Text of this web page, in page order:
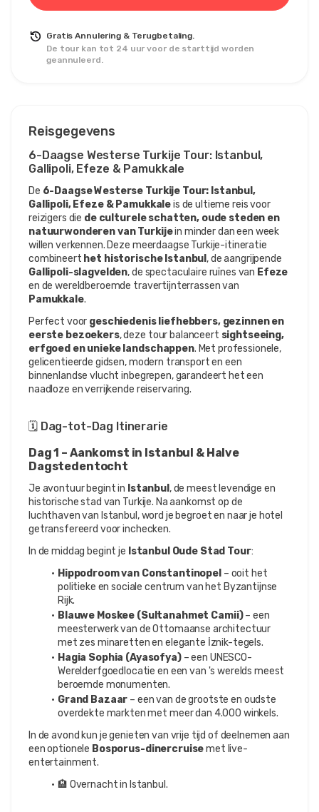
Gratis Annulering & Terugbetaling.
De tour kan tot 24 uur voor de starttijd worden
geannuleerd.
Reisgegevens
6-Daagse Westerse Turkije Tour: Istanbul,
Gallipoli, Efeze & Pamukkale
De 6-Daagse Westerse Turkije Tour: Istanbul,
Gallipoli, Efeze & Pamukkale is de ultieme reis voor
reizigers die de culturele schatten, oude steden en
natuurwonderen van Turkije in minder dan een week
willen verkennen. Deze meerdaagse Turkije-itineratie
combineert het historische Istanbul
Gallipoli-slagvelden, de spectaculaire ruïnes van Efeze
Pamukkale.
Perfect voor geschiedenis liefhebbers, gezinnen en
eerste bezoekers, deze tour balanceert sightseeing,
erfgoed en unieke landschappen. Met professionele,
gelicentieerde gidsen, modern transport en een
binnenlandse vlucht inbegrepen, garandeert het een
naadloze en verrijkende reiservaring.
🗓️ Dag-tot-Dag Itinerarie
Dag 1 – Aankomst in Istanbul & Halve
Dagstedentocht
Je avontuur begint in Istanbul , de meest levendige en
historische stad van Turkije. Na aankomst op de
luchthaven van Istanbul, word je begroet en naar je hotel
getransfereerd voor inchecken.
In de middag begint je Istanbul Oude Stad Tour:
Hippodroom van Constantinopel – ooit het
politieke en sociale centrum van het Byzantijnse
Rijk.
Blauwe Moskee (Sultanahmet Camii) – een
meesterwerk van de Ottomaanse architectuur
met zes minaretten en elegante İznik-tegels.
Hagia Sophia (Ayasofya) – een UNESCO-
Werelderfgoedlocatie en een van 's werelds meest
beroemde monumenten.
Grand Bazaar – een van de grootste en oudste
overdekte markten met meer dan 4.000 winkels.
In de avond kun je genieten van vrije tijd of deelnemen aan
een optionele Bosporus-dinercruise met live-
entertainment.
🏨 Overnacht in Istanbul.